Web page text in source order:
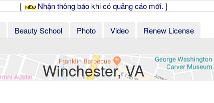
[ Nhận thông báo khi có quảng cáo mới. ]
Beauty School Photo Video
Renew License
Winchester, VA